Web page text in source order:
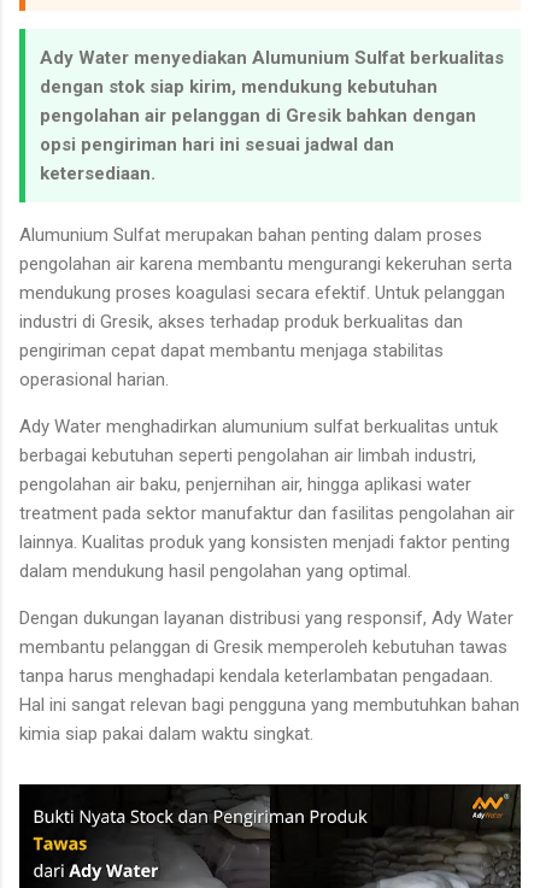
Ady Water menyediakan Alumunium Sulfat berkualitas
dengan stok siap kirim, mendukung kebutuhan
pengolahan air pelanggan di Gresik bahkan dengan
opsi pengiriman hari ini sesuai jadwal dan
ketersediaan.
Alumunium Sulfat merupakan bahan penting dalam proses
pengolahan air karena membantu mengurangi kekeruhan serta
mendukung proses koagulasi secara efektif. Untuk pelanggan
industri di Gresik, akses terhadap produk berkualitas dan
pengiriman cepat dapat membantu menjaga stabilitas
operasional harian.
Ady Water menghadirkan alumunium sulfat berkualitas untuk
berbagai kebutuhan seperti pengolahan air limbah industri,
pengolahan air baku, penjernihan air, hingga aplikasi water
treatment pada sektor manufaktur dan fasilitas pengolahan air
lainnya. Kualitas produk yang konsisten menjadi faktor penting
dalam mendukung hasil pengolahan yang optimal.
Dengan dukungan layanan distribusi yang responsif, Ady Water
membantu pelanggan di Gresik memperoleh kebutuhan tawas
tanpa harus menghadapi kendala keterlambatan pengadaan.
Hal ini sangat relevan bagi pengguna yang membutuhkan bahan
kimia siap pakai dalam waktu singkat.